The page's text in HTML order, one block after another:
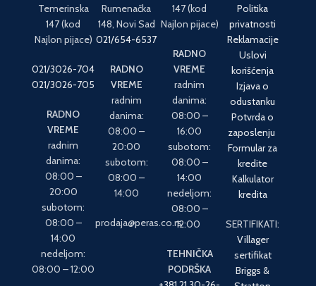
Temerinska
147 (kod
Najlon pijace)
021/3026-704
021/3026-705
RADNO
VREME
radnim
danima:
08:00 –
20:00
subotom:
08:00 –
14:00
nedeljom:
08:00 – 12:00
Rumenačka
148, Novi Sad
021/654-6537
RADNO
VREME
radnim
danima:
08:00 –
20:00
subotom:
08:00 –
14:00
prodaja@peras.co.rs
147 (kod
Najlon pijace)
RADNO
VREME
radnim
danima:
08:00 –
16:00
subotom:
08:00 –
14:00
nedeljom:
08:00 –
12:00
TEHNIČKA
PODRŠKA
Politika
privatnosti
Reklamacije
Uslovi
korišćenja
Izjava o
odustanku
Potvrda o
zaposlenju
Formular za
kredite
Kalkulator
kredita
SERTIFIKATI:
Villager
sertifikat
Briggs &